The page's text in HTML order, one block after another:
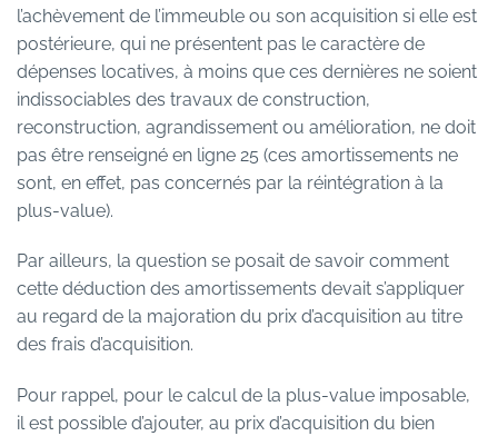
l’achèvement de l’immeuble ou son acquisition si elle est
postérieure, qui ne présentent pas le caractère de
dépenses locatives, à moins que ces dernières ne soient
indissociables des travaux de construction,
reconstruction, agrandissement ou amélioration, ne doit
pas être renseigné en ligne 25 (ces amortissements ne
sont, en effet, pas concernés par la réintégration à la
plus-value).
Par ailleurs, la question se posait de savoir comment
cette déduction des amortissements devait s’appliquer
au regard de la majoration du prix d’acquisition au titre
des frais d’acquisition.
Pour rappel, pour le calcul de la plus-value imposable,
il est possible d’ajouter, au prix d’acquisition du bien